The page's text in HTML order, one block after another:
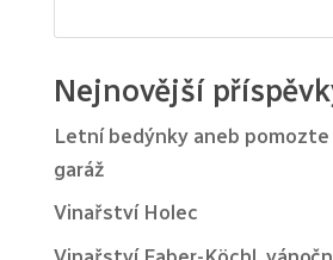
Nejnovější
Letní bedýnky aneb
garáž
Vinařství Holec